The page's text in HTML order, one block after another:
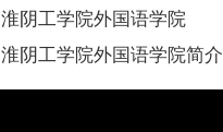
淮阴工学院外国语学院
淮阴工学院外国语学院简介